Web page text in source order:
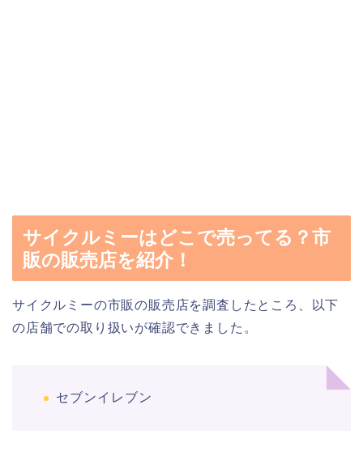
サイクルミーはどこで売ってる？市
販の販売店を紹介！
サイクルミーの市販の販売店を調査したところ、以下
の店舗での取り扱いが確認できました。
セブンイレブン